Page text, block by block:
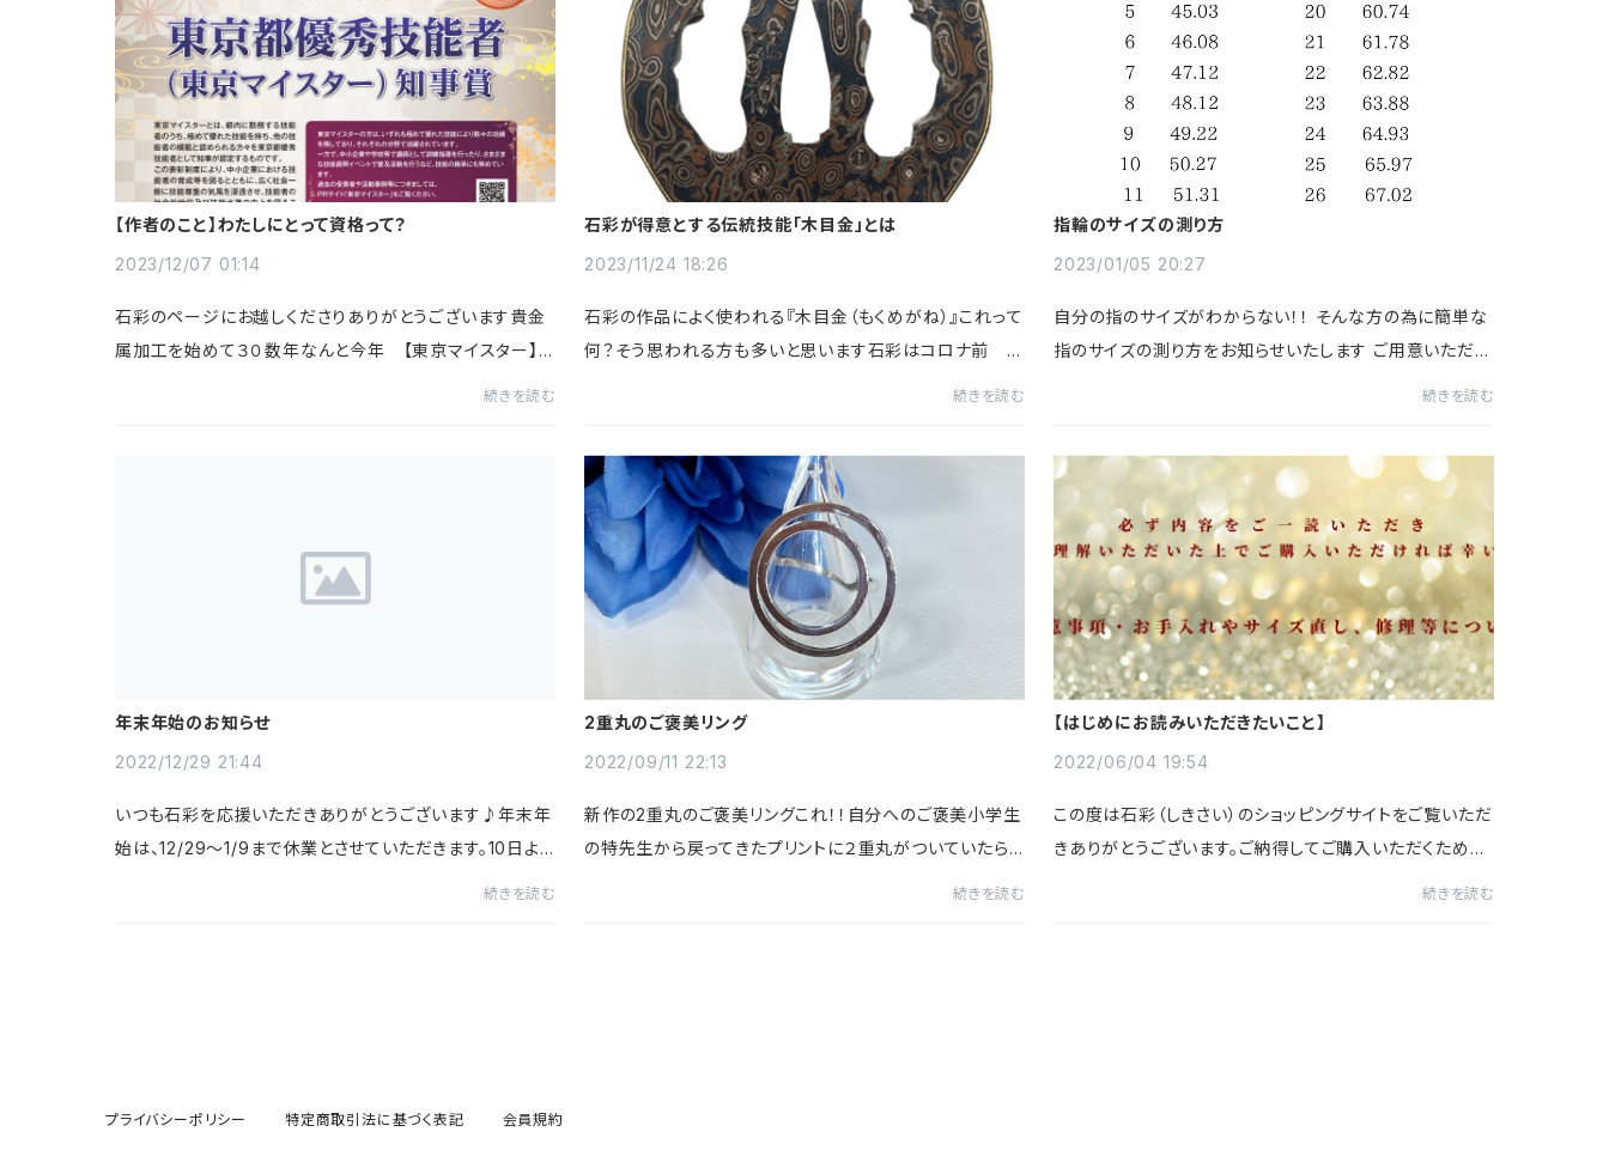
【作者のこと】わたしにとって資格って？
2023/12/07 01:14
石彩のページにお越しくださりありがとうございます貴金
属加工を始めて３０数年なんと今年 【東京マイスター】と
続きを読む
石彩が得意とする伝統技能「木目金」とは
2023/11/24 18:26
石彩の作品によく使われる『木目金（もくめがね）』これって
何？そう思われる方も多いと思います石彩はコロナ前 約
続きを読む
指輪のサイズの測り方
2023/01/05 20:27
自分の指のサイズがわからない！！ そんな方の為に簡単な
指のサイズの測り方をお知らせいたします ご用意いただき
続きを読む
年末年始のお知らせ
2022/12/29 21:44
いつも石彩を応援いただきありがとうございます♪年末年
始は、12/29〜1/9まで休業とさせていただきます。10日より
続きを読む
2重丸のご褒美リング
2022/09/11 22:13
新作の2重丸のご褒美リングこれ！！自分へのご褒美小学生
の特先生から戻ってきたプリントに２重丸がついていたら
続きを読む
【はじめにお読みいただきたいこと】
2022/06/04 19:54
この度は石彩（しきさい）のショッピングサイトをご覧いただ
きありがとうございます。ご納得してご購入いただくため
続きを読む
プライバシーポリシー 特定商取引法に基づく表記 会員規約